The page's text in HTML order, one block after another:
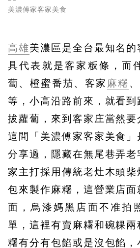
美濃傅家客家美食
高雄美濃區是全台最知名
具代表就是客家粄條，而
蔔、橙蜜番茄、客家 麻糬
等，小高沿路前來，就看
拔蘿蔔，來到客家庄當然要
這間「美濃傅家客家美食
分享過，隱藏在無尾巷弄
家主打採用傳統老灶木頭
包來製作麻糬，這營業店
面，烏漆媽黑店面不准拍
單，這裡有賣麻糬和碗粿
糬有分有包餡或是沒包餡